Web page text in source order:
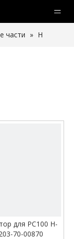
части » Н
для PC100 H-
70-00870